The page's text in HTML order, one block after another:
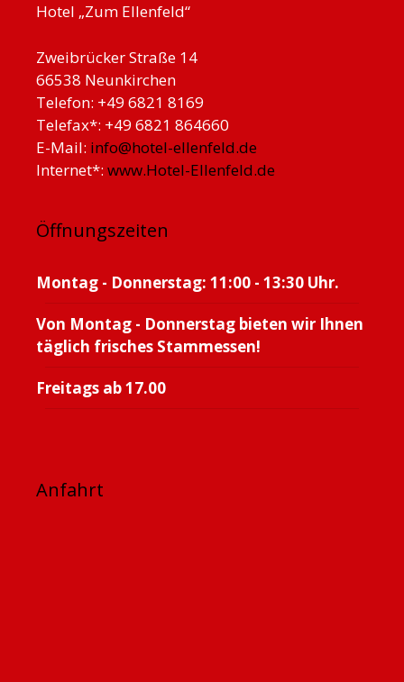
Hotel „Zum Ellenfeld“
Zweibrücker Straße 14
66538 Neunkirchen
Telefon: +49 6821 8169
Telefax*: +49 6821 864660
E-Mail: info@hotel-ellenfeld.de
Internet*: www.Hotel-Ellenfeld.de
Öffnungszeiten
Montag - Donnerstag: 11:00 - 13:30 Uhr.
Von Montag - Donnerstag bieten wir Ihnen
täglich frisches Stammessen!
Freitags ab 17.00
Anfahrt